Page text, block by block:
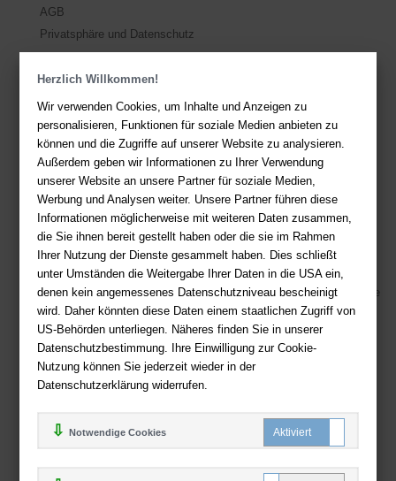
Herzlich Willkommen!
Wir verwenden Cookies, um Inhalte und Anzeigen zu
personalisieren, Funktionen für soziale Medien anbieten zu
können und die Zugriffe auf unserer Website zu analysieren.
Außerdem geben wir Informationen zu Ihrer Verwendung
unserer Website an unsere Partner für soziale Medien,
Werbung und Analysen weiter. Unsere Partner führen diese
Informationen möglicherweise mit weiteren Daten zusammen,
die Sie ihnen bereit gestellt haben oder die sie im Rahmen
Ihrer Nutzung der Dienste gesammelt haben. Dies schließt
unter Umständen die Weitergabe Ihrer Daten in die USA ein,
denen kein angemessenes Datenschutzniveau bescheinigt
wird. Daher könnten diese Daten einem staatlichen Zugriff von
US-Behörden unterliegen. Näheres finden Sie in unserer
Datenschutzbestimmung. Ihre Einwilligung zur Cookie-
Nutzung können Sie jederzeit wieder in der
Datenschutzerklärung widerrufen.
Notwendige Cookies
AGB
Privatsphäre und Datenschutz
Kontakt
Hier finden Sie Antworten auf häufig gestellte
Fragen.
Fragen per E-Mail:service@deutsche-buchhandlung.de
Telefon: +49 (0)511 - 982 684 41
Ihre Vorteile bei uns
Kostenloser Versand ab 36,- EUR Bestellwert
Sicherer Online Shop und Zahlung mit SSL-Verschlüsselung
Viele Zahlungsmethoden wie PayPal, Amazon Payment, Vorkasse
Zahlweisen